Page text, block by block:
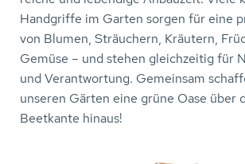
Handgriffe im Garten sorgen für eine
von Blumen, Sträuchern, Kräutern,
Gemüse – und stehen gleichzeitig für
und Verantwortung. Gemeinsam
unseren Gärten eine grüne Oase über
Beetkante hinaus!